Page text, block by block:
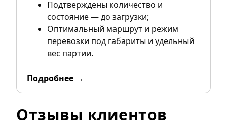
Подтверждены количество и
состояние — до загрузки;
Оптимальный маршрут и режим
перевозки под габариты и удельный
вес партии.
Подробнее →
Отзывы клиентов